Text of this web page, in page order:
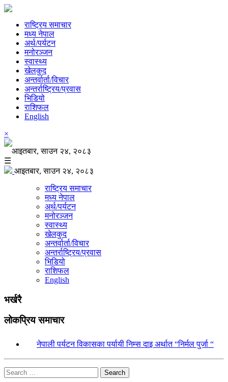
राष्ट्रिय समाचार
मध्य नेपाल
अर्थ/पर्यटन
मनोरञ्जन
स्वास्थ्य
खेलकुद
अन्तर्वार्ता/विचार
अन्तर्राष्ट्रिय/प्रवास
भिडियो
राशिफल
English
×
आइतबार, साउन २४, २०८३
☰
आइतबार, साउन २४, २०८३
राष्ट्रिय समाचार
मध्य नेपाल
अर्थ/पर्यटन
मनोरञ्जन
स्वास्थ्य
खेलकुद
अन्तर्वार्ता/विचार
अन्तर्राष्ट्रिय/प्रवास
भिडियो
राशिफल
English
भर्खरै
लोकप्रिय समाचार
नेपाली पर्यटन विकासका पर्यायी निम्स दाइ अर्थात “निर्मल पुर्जा “
Search